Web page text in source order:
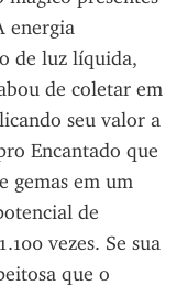
energia
de luz líquida,
de coletar em
seu valor a
Encantado que
gemas em um
de
vezes. Se sua
que o